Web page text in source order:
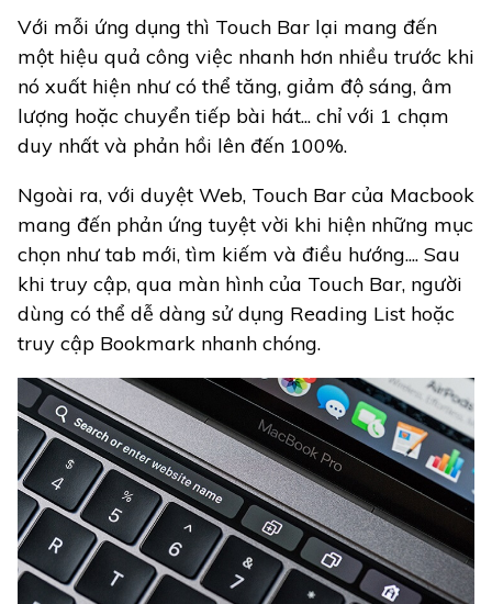
Với mỗi ứng dụng thì Touch Bar lại mang đến
một hiệu quả công việc nhanh hơn nhiều trước khi
nó xuất hiện như có thể tăng, giảm độ sáng, âm
lượng hoặc chuyển tiếp bài hát... chỉ với 1 chạm
duy nhất và phản hồi lên đến 100%.
Ngoài ra, với duyệt Web, Touch Bar của Macbook
mang đến phản ứng tuyệt vời khi hiện những mục
chọn như tab mới, tìm kiếm và điều hướng.... Sau
khi truy cập, qua màn hình của Touch Bar, người
dùng có thể dễ dàng sử dụng Reading List hoặc
truy cập Bookmark nhanh chóng.